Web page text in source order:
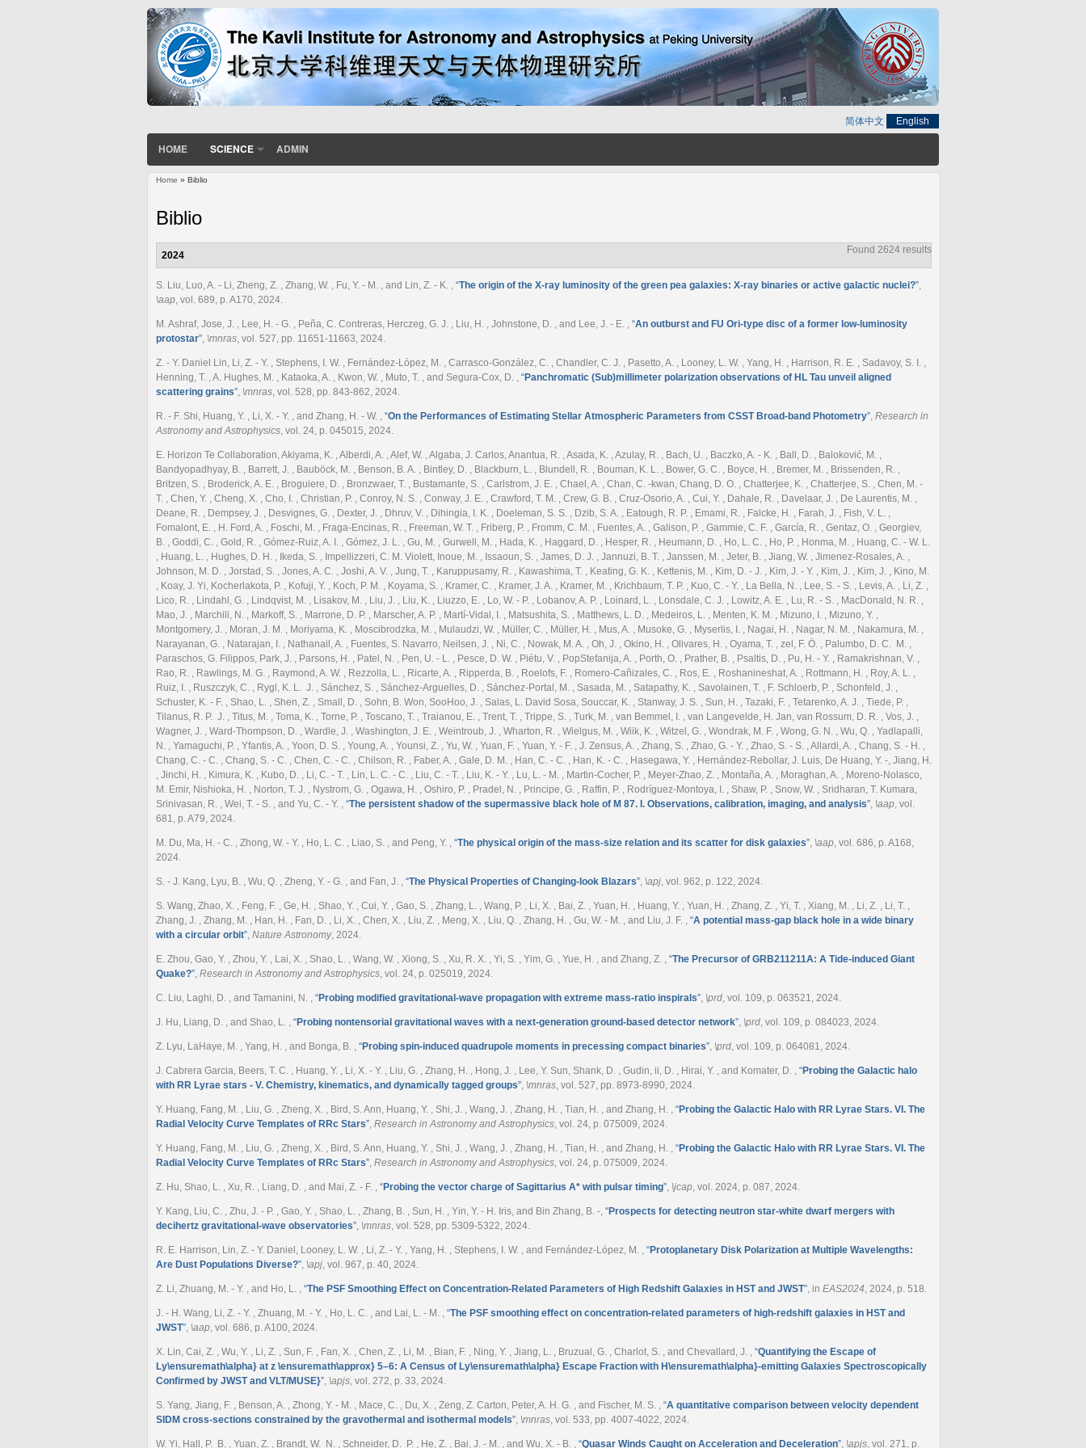
简体中文 English
HOME SCIENCE ADMIN
Home » Biblio
Biblio
Found 2624 results
2024
S. Liu, Luo, A. - Li, Zheng, Z. , Zhang, W. , Fu, Y. - M. , and Lin, Z. - K. , “The origin of the X-ray luminosity of the green pea galaxies: X-ray binaries or active galactic nuclei?”,
\aap, vol. 689, p. A170, 2024.
M. Ashraf, Jose, J. , Lee, H. - G. , Peña, C. Contreras, Herczeg, G. J. , Liu, H. , Johnstone, D. , and Lee, J. - E. , “An outburst and FU Ori-type disc of a former low-luminosity
protostar”, \mnras, vol. 527, pp. 11651-11663, 2024.
Z. - Y. Daniel Lin, Li, Z. - Y. , Stephens, I. W. , Fernández-López, M. , Carrasco-González, C. , Chandler, C. J. , Pasetto, A. , Looney, L. W. , Yang, H. , Harrison, R. E. , Sadavoy, S. I. ,
Henning, T. , A. Hughes, M. , Kataoka, A. , Kwon, W. , Muto, T. , and Segura-Cox, D. , “Panchromatic (Sub)millimeter polarization observations of HL Tau unveil aligned
scattering grains”, \mnras, vol. 528, pp. 843-862, 2024.
R. - F. Shi, Huang, Y. , Li, X. - Y. , and Zhang, H. - W. , “On the Performances of Estimating Stellar Atmospheric Parameters from CSST Broad-band Photometry”, Research in
Astronomy and Astrophysics, vol. 24, p. 045015, 2024.
E. Horizon Te Collaboration, Akiyama, K. , Alberdi, A. , Alef, W. , Algaba, J. Carlos, Anantua, R. , Asada, K. , Azulay, R. , Bach, U. , Baczko, A. - K. , Ball, D. , Baloković, M. ,
Bandyopadhyay, B. , Barrett, J. , Bauböck, M. , Benson, B. A. , Bintley, D. , Blackburn, L. , Blundell, R. , Bouman, K. L. , Bower, G. C. , Boyce, H. , Bremer, M. , Brissenden, R. ,
Britzen, S. , Broderick, A. E. , Broguiere, D. , Bronzwaer, T. , Bustamante, S. , Carlstrom, J. E. , Chael, A. , Chan, C. -kwan, Chang, D. O. , Chatterjee, K. , Chatterjee, S. , Chen, M. -
T. , Chen, Y. , Cheng, X. , Cho, I. , Christian, P. , Conroy, N. S. , Conway, J. E. , Crawford, T. M. , Crew, G. B. , Cruz-Osorio, A. , Cui, Y. , Dahale, R. , Davelaar, J. , De Laurentis, M. ,
Deane, R. , Dempsey, J. , Desvignes, G. , Dexter, J. , Dhruv, V. , Dihingia, I. K. , Doeleman, S. S. , Dzib, S. A. , Eatough, R. P. , Emami, R. , Falcke, H. , Farah, J. , Fish, V. L. ,
Fomalont, E. , H. Ford, A. , Foschi, M. , Fraga-Encinas, R. , Freeman, W. T. , Friberg, P. , Fromm, C. M. , Fuentes, A. , Galison, P. , Gammie, C. F. , García, R. , Gentaz, O. , Georgiev,
B. , Goddi, C. , Gold, R. , Gómez-Ruiz, A. I. , Gómez, J. L. , Gu, M. , Gurwell, M. , Hada, K. , Haggard, D. , Hesper, R. , Heumann, D. , Ho, L. C. , Ho, P. , Honma, M. , Huang, C. - W. L.
, Huang, L. , Hughes, D. H. , Ikeda, S. , Impellizzeri, C. M. Violett, Inoue, M. , Issaoun, S. , James, D. J. , Jannuzi, B. T. , Janssen, M. , Jeter, B. , Jiang, W. , Jimenez-Rosales, A. ,
Johnson, M. D. , Jorstad, S. , Jones, A. C. , Joshi, A. V. , Jung, T. , Karuppusamy, R. , Kawashima, T. , Keating, G. K. , Kettenis, M. , Kim, D. - J. , Kim, J. - Y. , Kim, J. , Kim, J. , Kino, M.
, Koay, J. Yi, Kocherlakota, P. , Kofuji, Y. , Koch, P. M. , Koyama, S. , Kramer, C. , Kramer, J. A. , Kramer, M. , Krichbaum, T. P. , Kuo, C. - Y. , La Bella, N. , Lee, S. - S. , Levis, A. , Li, Z. ,
Lico, R. , Lindahl, G. , Lindqvist, M. , Lisakov, M. , Liu, J. , Liu, K. , Liuzzo, E. , Lo, W. - P. , Lobanov, A. P. , Loinard, L. , Lonsdale, C. J. , Lowitz, A. E. , Lu, R. - S. , MacDonald, N. R. ,
Mao, J. , Marchili, N. , Markoff, S. , Marrone, D. P. , Marscher, A. P. , Martí-Vidal, I. , Matsushita, S. , Matthews, L. D. , Medeiros, L. , Menten, K. M. , Mizuno, I. , Mizuno, Y. ,
Montgomery, J. , Moran, J. M. , Moriyama, K. , Moscibrodzka, M. , Mulaudzi, W. , Müller, C. , Müller, H. , Mus, A. , Musoke, G. , Myserlis, I. , Nagai, H. , Nagar, N. M. , Nakamura, M. ,
Narayanan, G. , Natarajan, I. , Nathanail, A. , Fuentes, S. Navarro, Neilsen, J. , Ni, C. , Nowak, M. A. , Oh, J. , Okino, H. , Olivares, H. , Oyama, T. , zel, F. Ö. , Palumbo, D. C. M. ,
Paraschos, G. Filippos, Park, J. , Parsons, H. , Patel, N. , Pen, U. - L. , Pesce, D. W. , Piétu, V. , PopStefanija, A. , Porth, O. , Prather, B. , Psaltis, D. , Pu, H. - Y. , Ramakrishnan, V. ,
Rao, R. , Rawlings, M. G. , Raymond, A. W. , Rezzolla, L. , Ricarte, A. , Ripperda, B. , Roelofs, F. , Romero-Cañizales, C. , Ros, E. , Roshanineshat, A. , Rottmann, H. , Roy, A. L. ,
Ruiz, I. , Ruszczyk, C. , Rygl, K. L. J. , Sánchez, S. , Sánchez-Arguelles, D. , Sánchez-Portal, M. , Sasada, M. , Satapathy, K. , Savolainen, T. , F. Schloerb, P. , Schonfeld, J. ,
Schuster, K. - F. , Shao, L. , Shen, Z. , Small, D. , Sohn, B. Won, SooHoo, J. , Salas, L. David Sosa, Souccar, K. , Stanway, J. S. , Sun, H. , Tazaki, F. , Tetarenko, A. J. , Tiede, P. ,
Tilanus, R. P. J. , Titus, M. , Toma, K. , Torne, P. , Toscano, T. , Traianou, E. , Trent, T. , Trippe, S. , Turk, M. , van Bemmel, I. , van Langevelde, H. Jan, van Rossum, D. R. , Vos, J. ,
Wagner, J. , Ward-Thompson, D. , Wardle, J. , Washington, J. E. , Weintroub, J. , Wharton, R. , Wielgus, M. , Wiik, K. , Witzel, G. , Wondrak, M. F. , Wong, G. N. , Wu, Q. , Yadlapalli,
N. , Yamaguchi, P. , Yfantis, A. , Yoon, D. S. , Young, A. , Younsi, Z. , Yu, W. , Yuan, F. , Yuan, Y. - F. , J. Zensus, A. , Zhang, S. , Zhao, G. - Y. , Zhao, S. - S. , Allardi, A. , Chang, S. - H. ,
Chang, C. - C. , Chang, S. - C. , Chen, C. - C. , Chilson, R. , Faber, A. , Gale, D. M. , Han, C. - C. , Han, K. - C. , Hasegawa, Y. , Hernández-Rebollar, J. Luis, De Huang, Y. -, Jiang, H.
, Jinchi, H. , Kimura, K. , Kubo, D. , Li, C. - T. , Lin, L. C. - C. , Liu, C. - T. , Liu, K. - Y. , Lu, L. - M. , Martin-Cocher, P. , Meyer-Zhao, Z. , Montaña, A. , Moraghan, A. , Moreno-Nolasco,
M. Emir, Nishioka, H. , Norton, T. J. , Nystrom, G. , Ogawa, H. , Oshiro, P. , Pradel, N. , Principe, G. , Raffin, P. , Rodríguez-Montoya, I. , Shaw, P. , Snow, W. , Sridharan, T. Kumara,
Srinivasan, R. , Wei, T. - S. , and Yu, C. - Y. , “The persistent shadow of the supermassive black hole of M 87. I. Observations, calibration, imaging, and analysis”, \aap, vol.
681, p. A79, 2024.
M. Du, Ma, H. - C. , Zhong, W. - Y. , Ho, L. C. , Liao, S. , and Peng, Y. , “The physical origin of the mass-size relation and its scatter for disk galaxies”, \aap, vol. 686, p. A168,
2024.
S. - J. Kang, Lyu, B. , Wu, Q. , Zheng, Y. - G. , and Fan, J. , “The Physical Properties of Changing-look Blazars”, \apj, vol. 962, p. 122, 2024.
S. Wang, Zhao, X. , Feng, F. , Ge, H. , Shao, Y. , Cui, Y. , Gao, S. , Zhang, L. , Wang, P. , Li, X. , Bai, Z. , Yuan, H. , Huang, Y. , Yuan, H. , Zhang, Z. , Yi, T. , Xiang, M. , Li, Z. , Li, T. ,
Zhang, J. , Zhang, M. , Han, H. , Fan, D. , Li, X. , Chen, X. , Liu, Z. , Meng, X. , Liu, Q. , Zhang, H. , Gu, W. - M. , and Liu, J. F. , “A potential mass-gap black hole in a wide binary
with a circular orbit”, Nature Astronomy, 2024.
E. Zhou, Gao, Y. , Zhou, Y. , Lai, X. , Shao, L. , Wang, W. , Xiong, S. , Xu, R. X. , Yi, S. , Yim, G. , Yue, H. , and Zhang, Z. , “The Precursor of GRB211211A: A Tide-induced Giant
Quake?”, Research in Astronomy and Astrophysics, vol. 24, p. 025019, 2024.
C. Liu, Laghi, D. , and Tamanini, N. , “Probing modified gravitational-wave propagation with extreme mass-ratio inspirals”, \prd, vol. 109, p. 063521, 2024.
J. Hu, Liang, D. , and Shao, L. , “Probing nontensorial gravitational waves with a next-generation ground-based detector network”, \prd, vol. 109, p. 084023, 2024.
Z. Lyu, LaHaye, M. , Yang, H. , and Bonga, B. , “Probing spin-induced quadrupole moments in precessing compact binaries”, \prd, vol. 109, p. 064081, 2024.
J. Cabrera Garcia, Beers, T. C. , Huang, Y. , Li, X. - Y. , Liu, G. , Zhang, H. , Hong, J. , Lee, Y. Sun, Shank, D. , Gudin, ii, D. , Hirai, Y. , and Komater, D. , “Probing the Galactic halo
with RR Lyrae stars - V. Chemistry, kinematics, and dynamically tagged groups”, \mnras, vol. 527, pp. 8973-8990, 2024.
Y. Huang, Fang, M. , Liu, G. , Zheng, X. , Bird, S. Ann, Huang, Y. , Shi, J. , Wang, J. , Zhang, H. , Tian, H. , and Zhang, H. , “Probing the Galactic Halo with RR Lyrae Stars. VI. The
Radial Velocity Curve Templates of RRc Stars”, Research in Astronomy and Astrophysics, vol. 24, p. 075009, 2024.
Y. Huang, Fang, M. , Liu, G. , Zheng, X. , Bird, S. Ann, Huang, Y. , Shi, J. , Wang, J. , Zhang, H. , Tian, H. , and Zhang, H. , “Probing the Galactic Halo with RR Lyrae Stars. VI. The
Radial Velocity Curve Templates of RRc Stars”, Research in Astronomy and Astrophysics, vol. 24, p. 075009, 2024.
Z. Hu, Shao, L. , Xu, R. , Liang, D. , and Mai, Z. - F. , “Probing the vector charge of Sagittarius A* with pulsar timing”, \jcap, vol. 2024, p. 087, 2024.
Y. Kang, Liu, C. , Zhu, J. - P. , Gao, Y. , Shao, L. , Zhang, B. , Sun, H. , Yin, Y. - H. Iris, and Bin Zhang, B. -, “Prospects for detecting neutron star-white dwarf mergers with
decihertz gravitational-wave observatories”, \mnras, vol. 528, pp. 5309-5322, 2024.
R. E. Harrison, Lin, Z. - Y. Daniel, Looney, L. W. , Li, Z. - Y. , Yang, H. , Stephens, I. W. , and Fernández-López, M. , “Protoplanetary Disk Polarization at Multiple Wavelengths:
Are Dust Populations Diverse?”, \apj, vol. 967, p. 40, 2024.
Z. Li, Zhuang, M. - Y. , and Ho, L. , “The PSF Smoothing Effect on Concentration-Related Parameters of High Redshift Galaxies in HST and JWST”, in EAS2024, 2024, p. 518.
J. - H. Wang, Li, Z. - Y. , Zhuang, M. - Y. , Ho, L. C. , and Lai, L. - M. , “The PSF smoothing effect on concentration-related parameters of high-redshift galaxies in HST and
JWST”, \aap, vol. 686, p. A100, 2024.
X. Lin, Cai, Z. , Wu, Y. , Li, Z. , Sun, F. , Fan, X. , Chen, Z. , Li, M. , Bian, F. , Ning, Y. , Jiang, L. , Bruzual, G. , Charlot, S. , and Chevallard, J. , “Quantifying the Escape of
Ly\ensuremath\alpha} at z \ensuremath\approx} 5–6: A Census of Ly\ensuremath\alpha} Escape Fraction with H\ensuremath\alpha}-emitting Galaxies Spectroscopically
Confirmed by JWST and VLT/MUSE}”, \apjs, vol. 272, p. 33, 2024.
S. Yang, Jiang, F. , Benson, A. , Zhong, Y. - M. , Mace, C. , Du, X. , Zeng, Z. Carton, Peter, A. H. G. , and Fischer, M. S. , “A quantitative comparison between velocity dependent
SIDM cross-sections constrained by the gravothermal and isothermal models”, \mnras, vol. 533, pp. 4007-4022, 2024.
W. Yi, Hall, P. B. , Yuan, Z. , Brandt, W. N. , Schneider, D. P. , He, Z. , Bai, J. - M. , and Wu, X. - B. , “Quasar Winds Caught on Acceleration and Deceleration”, \apjs, vol. 271, p.